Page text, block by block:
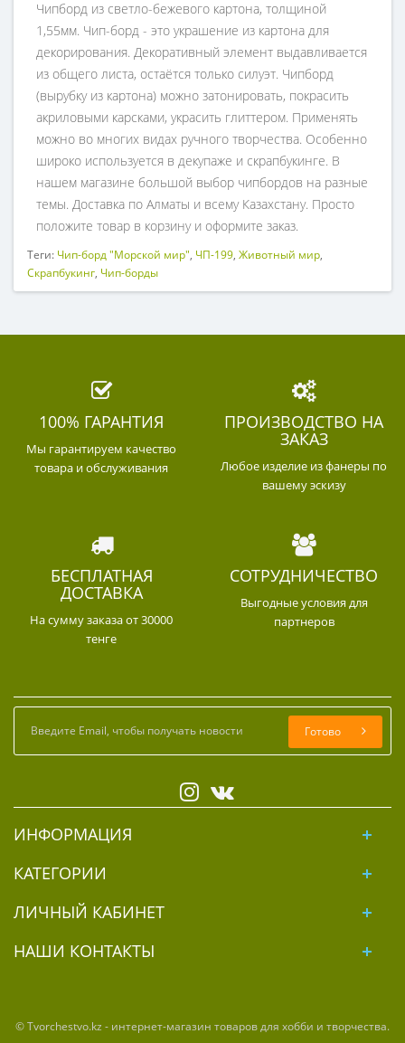
Чипборд из светло-бежевого картона, толщиной
1,55мм. Чип-борд - это украшение из картона для
декорирования. Декоративный элемент выдавливается
из общего листа, остаётся только силуэт. Чипборд
(вырубку из картона) можно затонировать, покрасить
акриловыми карсками, украсить глиттером. Применять
можно во многих видах ручного творчества. Особенно
широко используется в декупаже и скрапбукинге. В
нашем магазине большой выбор чипбордов на разные
темы. Доставка по Алматы и всему Казахстану. Просто
положите товар в корзину и оформите заказ.
Теги: Чип-борд "Морской мир", ЧП-199, Животный мир,
Скрапбукинг, Чип-борды
100% ГАРАНТИЯ
Мы гарантируем качество
товара и обслуживания
ПРОИЗВОДСТВО НА
ЗАКАЗ
Любое изделие из фанеры по
вашему эскизу
БЕСПЛАТНАЯ
ДОСТАВКА
На сумму заказа от 30000
тенге
СОТРУДНИЧЕСТВО
Выгодные условия для
партнеров
Готово
ИНФОРМАЦИЯ
КАТЕГОРИИ
ЛИЧНЫЙ КАБИНЕТ
НАШИ КОНТАКТЫ
© Tvorchestvo.kz - интернет-магазин товаров для хобби и творчества.